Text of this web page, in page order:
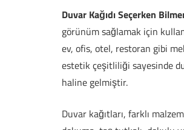
Duvar Kağıdı Seçerken
görünüm sağlamak için
ev, ofis, otel, restoran gibi
estetik çeşitliliği sayesinde
haline gelmiştir.
Duvar kağıtları, farklı